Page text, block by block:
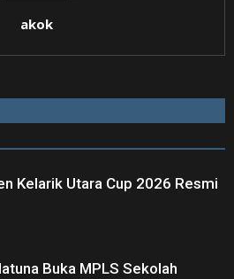
akok
Kelarik Utara Cup 2026 Resmi
Buka MPLS Sekolah